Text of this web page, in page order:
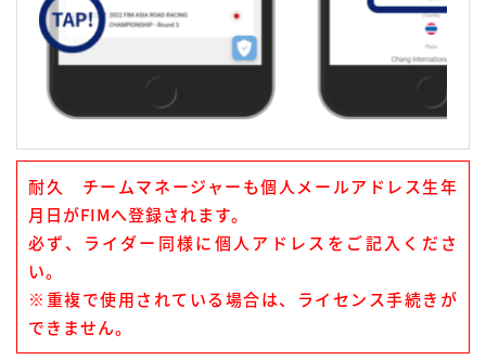
耐久 チームマネージャーも個⼈メールアドレス⽣年
⽉⽇がFIMへ登録されます。
必ず、ライダー同様に個⼈アドレスをご記⼊くださ
い。
※重複で使⽤されている場合は、ライセンス⼿続きが
できません。